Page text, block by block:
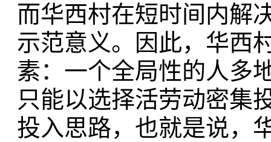
而华西村在短时间内解
示范意义。因此，华西
素：一个全局性的人多
只能以选择活劳动密集
投入思路，也就是说，